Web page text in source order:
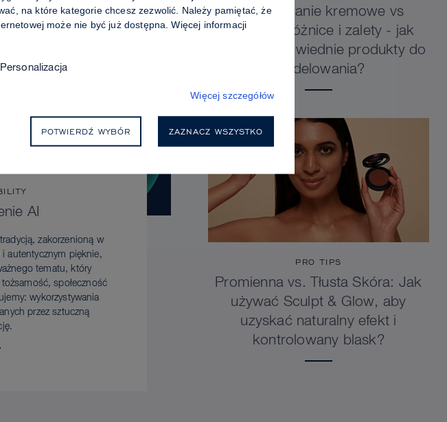
AI
zakorzenioną w
autentycznym pięknie,
tematu, który
społeczność
wykorzystywania
przez sztuczną
Konturowanie kremowe vs
pudrowe: różnice i zalety - jak
wybrać odpowiednie produkty do
modelowania?
PRO TIPS
Promienna vs. Tłusta Skóra: Jak
używać Sculpt & Glow, aby
uzyskać naturalny efekt i
kontrolowany blask?
na które kategorie chcesz zezwolić. Należy pamiętać, że
może nie być już dostępna. Więcej informacji
Personalizacja
Więcej szczegółów
POTWIERDŹ WYBÓR ZAZNACZ WSZYSTKO